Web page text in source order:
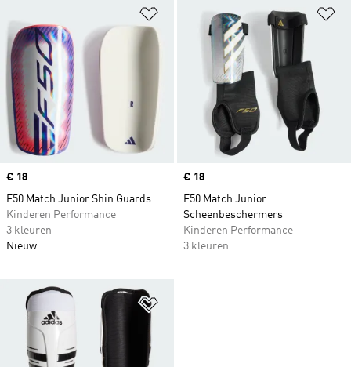
Op verlanglijst zetten
Price
€ 18
F50 Match Junior Shin Guards
Kinderen Performance
3 kleuren
Nieuw
Price
€ 18
F50 Match Junior
Scheenbeschermers
Kinderen Performance
3 kleuren